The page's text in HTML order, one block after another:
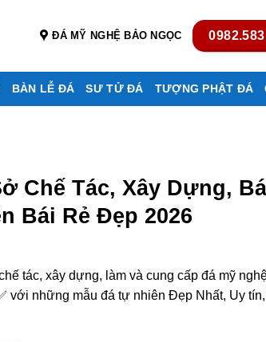
ĐÁ MỸ NGHỆ BẢO NGỌC
BÀN LỄ ĐÁ SƯ TỬ ĐÁ TƯỢNG PHẬT ĐÁ
Chế Tác, Xây Dựng,
Bái Rẻ Đẹp 2026
tác, xây dựng, làm và cung cấp đá mỹ
với những mẫu đá tự nhiên Đẹp Nhất, Uy